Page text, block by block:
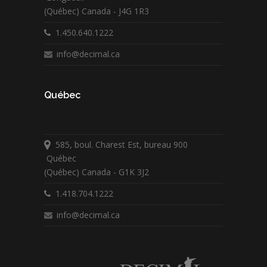
(Québec) Canada - J4G 1R3
1.450.640.1222
info@decimal.ca
Québec
585, boul. Charest Est, bureau 900
Québec
(Québec) Canada - G1K 3J2
1.418.704.1222
info@decimal.ca